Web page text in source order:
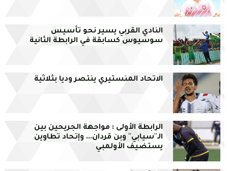
النادي القربي يسير نحو تأسيس
سوسيوس كسابقة في الرابطة الثانية
الاتحاد المنستيري ينتصر وديا بثلاثية
الرابطة الأولى : مواجهة الجريحين بين
الـ''سيابي'' وبن قردان... وإتحاد تطاوين
يستضيف الأولمبي